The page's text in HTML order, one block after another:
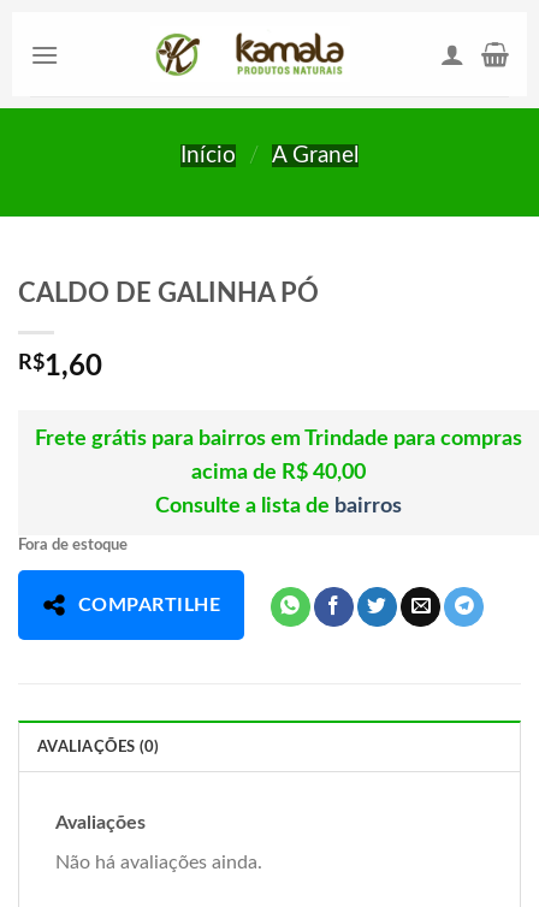
Início / A Granel
CALDO DE GALINHA PÓ
R$1,60
Frete grátis para bairros em Trindade para compras
acima de R$ 40,00
Consulte a lista de bairros
Fora de estoque
COMPARTILHE
AVALIAÇÕES (0)
Avaliações
Não há avaliações ainda.